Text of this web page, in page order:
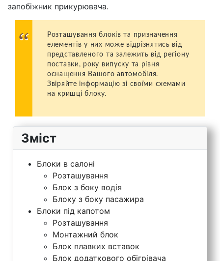
запобіжник прикурювача.
Розташування блоків та призначення
елементів у них може відрізнятись від
представленого та залежить від регіону
поставки, року випуску та рівня
оснащення Вашого автомобіля.
Звіряйте інформацію зі своїми схемами
на кришці блоку.
Зміст
Блоки в салоні
Розташування
Блок з боку водія
Блоку з боку пасажира
Блоки під капотом
Розташування
Монтажний блок
Блок плавких вставок
Блок додаткового обігрівача